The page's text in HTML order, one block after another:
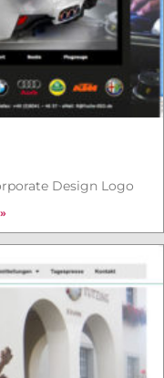
Design Logo